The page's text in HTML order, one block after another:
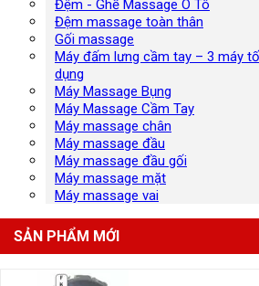
Đệm - Ghế Massage Ô Tô
Đệm massage toàn thân
Gối massage
Máy đấm lưng cầm tay – 3 máy
dụng
Máy Massage Bụng
Máy Massage Cầm Tay
Máy massage chân
Máy massage đầu
Máy massage đầu gối
Máy massage mặt
Máy massage vai
SẢN PHẨM MỚI